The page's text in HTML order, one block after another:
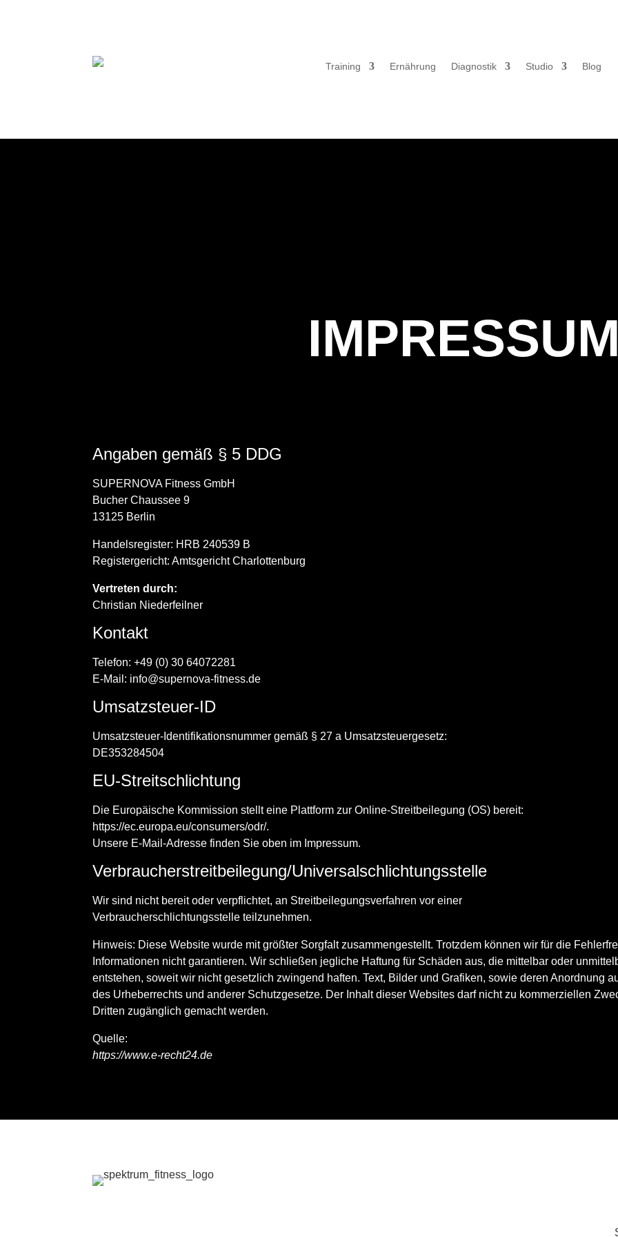
Training Ernährung Diagnostik Studio Blog
Angaben gemäß § 5 DDG
SUPERNOVA Fitness GmbH
Bucher Chaussee 9
13125 Berlin
Handelsregister: HRB 240539 B
Registergericht: Amtsgericht Charlottenburg
Vertreten durch:
Christian Niederfeilner
Kontakt
Telefon: +49 (0) 30 64072281
E-Mail: info@supernova-fitness.de
Umsatzsteuer-ID
Umsatzsteuer-Identifikationsnummer gemäß § 27 a Umsatzsteuergesetz:
DE353284504
EU-Streitschlichtung
Die Europäische Kommission stellt eine Plattform zur Online-Streitbeilegung (OS) bereit:
https://ec.europa.eu/consumers/odr/.
Unsere E-Mail-Adresse finden Sie oben im Impressum.
Verbraucherstreitbeilegung/Universalschlichtungsstelle
Wir sind nicht bereit oder verpflichtet, an Streitbeilegungsverfahren vor einer
Verbraucherschlichtungsstelle teilzunehmen.
Hinweis: Diese Website wurde mit größter Sorgfalt zusammengestellt. Trotzdem können wir für die
Informationen nicht garantieren. Wir schließen jegliche Haftung für Schäden aus, die mittelbar oder
entstehen, soweit wir nicht gesetzlich zwingend haften. Text, Bilder und Grafiken, sowie deren Anordnung
des Urheberrechts und anderer Schutzgesetze. Der Inhalt dieser Websites darf nicht zu kommerziellen
Dritten zugänglich gemacht werden.
Quelle:
https://www.e-recht24.de